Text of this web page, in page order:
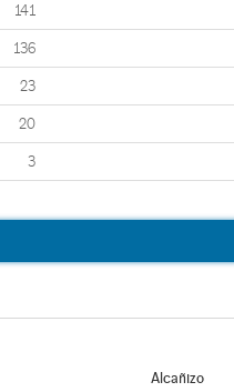
141
136
23
20
3
Alcañizo